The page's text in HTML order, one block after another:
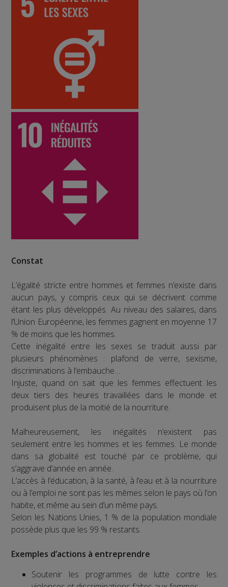
Constat
L’égalité stricte entre hommes et femmes n’existe dans
aucun pays, y compris ceux qui se décrivent comme
étant les plus développés. Au niveau des salaires, dans
l’Union Européenne, les femmes gagnent en moyenne 17
% de moins que les hommes.
Cette inégalité entre les sexes se traduit aussi par
plusieurs phénomènes : plafond de verre, sexisme,
discriminations à l’embauche…
Injuste, quand on sait que les femmes effectuent les
deux tiers des heures travaillées dans le monde et
produisent plus de la moitié de la nourriture.
Malheureusement, les inégalités n’existent pas
seulement entre les hommes et les femmes. Le monde
dans sa globalité est touché par ce problème, qui
s’aggrave d’année en année.
L’accès à l’éducation, à la santé, à l’eau et à la nourriture
ou à l’emploi ne sont pas les mêmes selon le pays où l’on
habite, et même au sein d’un même pays.
Selon les Nations Unies, 1 % de la population mondiale
possède plus que les 99 % restants.
Exemples d’actions à entreprendre
Soutenir les programmes de lutte contre les